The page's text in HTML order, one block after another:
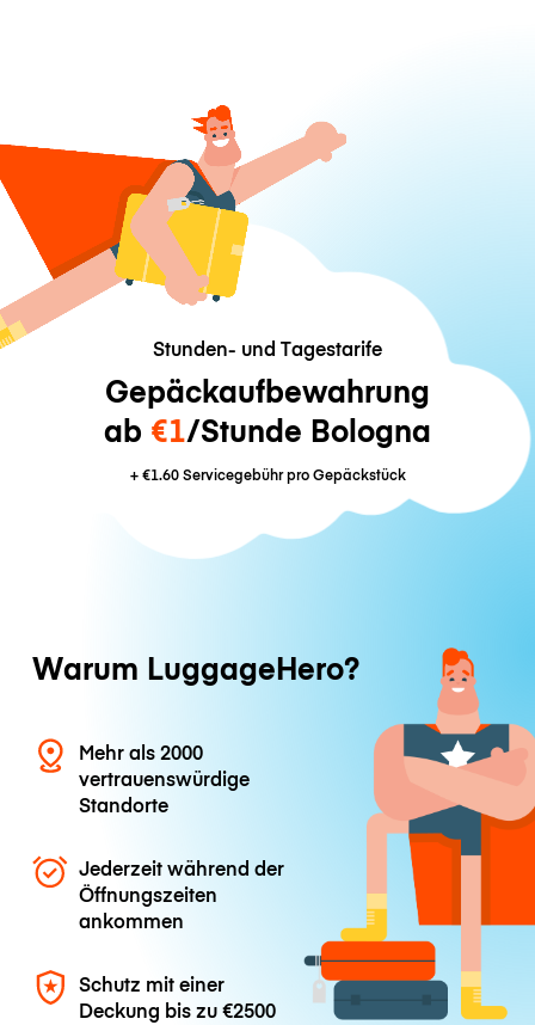
Stunden- und Tagestarife
Gepäckaufbewahrung
ab €1/Stunde Bologna
+€1.60Servicegebühr pro Gepäckstück
Warum LuggageHero?
Mehr als 2000
vertrauenswürdige
Standorte
Jederzeit während der
Öffnungszeiten
ankommen
Schutz mit einer
Deckung bis zu€2500